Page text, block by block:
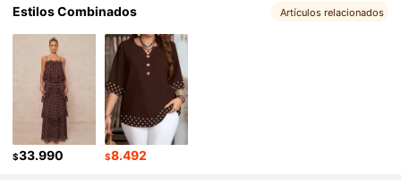
4,81 445K Seguidores
4,81 445K Seguidores
Estilos Combinados Artículos relacionados
$33.990 $8.492